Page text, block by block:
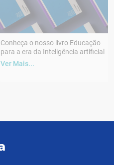
Conheça o nosso livro Educação
para a era da Inteligência artificial
Ver Mais...